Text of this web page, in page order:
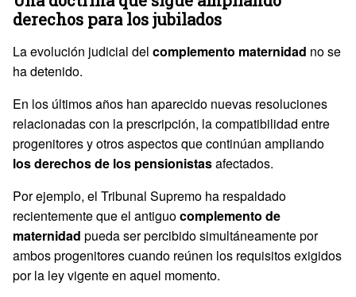
derechos para los jubilados
La evolución judicial del complemento maternidad no se
ha detenido.
En los últimos años han aparecido nuevas resoluciones
relacionadas con la prescripción, la compatibilidad entre
progenitores y otros aspectos que continúan ampliando
los derechos de los pensionistasafectados.
Por ejemplo, el Tribunal Supremo ha respaldado
recientemente que el antiguocomplemento de
maternidad pueda ser percibido simultáneamente por
ambos progenitores cuando reúnen los requisitos exigidos
por la ley vigente en aquel momento.